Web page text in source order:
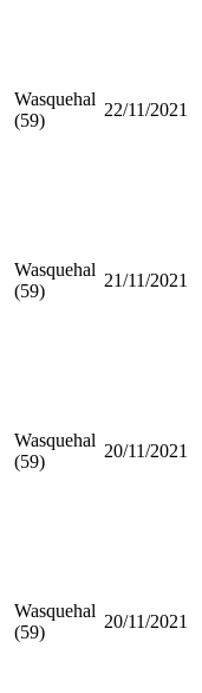
Wasquehal
(59)
22/11/2021
Wasquehal
(59)
21/11/2021
Wasquehal
(59)
20/11/2021
Wasquehal
(59)
20/11/2021